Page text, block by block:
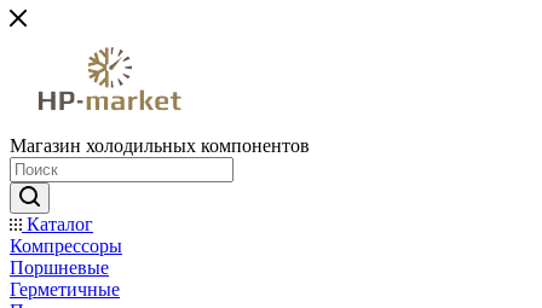
Магазин холодильных компонентов
Каталог
Компрессоры
Поршневые
Герметичные